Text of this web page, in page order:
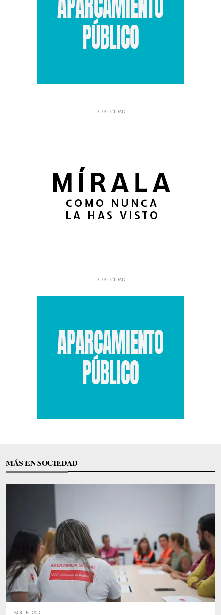
MÁS EN SOCIEDAD
SOCIEDAD